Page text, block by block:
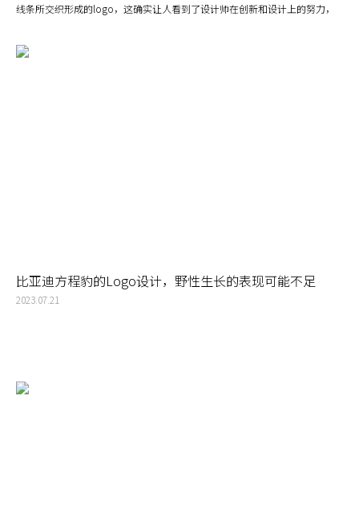
线条所交织形成的logo，这确实让人看到了设计师在创新和设计上的努力，
的表现形式，但是当相比其它的参赛logo，这个最终选用的logo仍然是最好
比亚迪方程豹的Logo设计，野性生长的表现可能不足
2023.07.21